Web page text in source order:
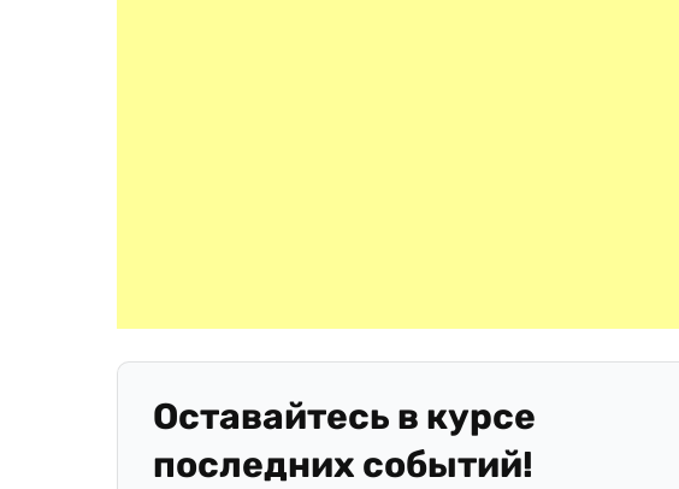
Оставайтесь в курсе
последних событий!